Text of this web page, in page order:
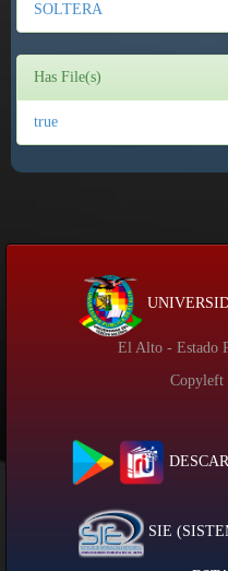
SOLTERA
Has File(s)
true
El Alto - Estado
SIE